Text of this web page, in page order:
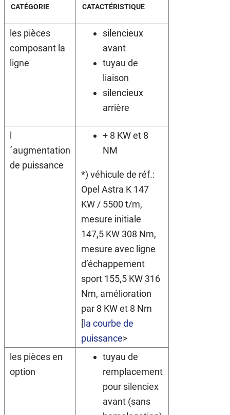
CATÉGORIE CATACTÉRISTIQUE
les pièces
composant la
ligne
silencieux
avant
tuyau de
liaison
silencieux
arrière
´augmentation
de puissance
+ 8 KW et 8
NM
*) véhicule de réf.:
Opel Astra K 147
KW / 5500 t/m,
mesure initiale
147,5 KW 308 Nm,
mesure avec ligne
d’échappement
sport 155,5 KW 316
Nm, amélioration
par 8 KW et 8 Nm
[la courbe de
puissance>
les pièces en
option
tuyau de
remplacement
pour silenciex
avant (sans